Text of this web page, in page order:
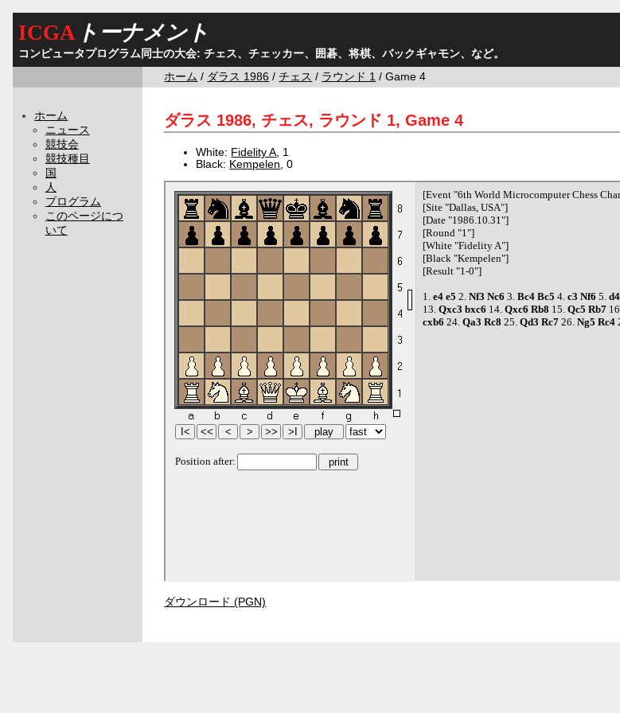
ICGAトーナメント
コンピュータプログラム同士の大会: チェス、チェッカー、囲碁、将棋、バックギャモン、など。
ホーム / ダラス 1986 /チェス / ラウンド 1 / Game 4
ホーム
ニュース
競技会
競技種目
国
人
プログラム
このページにつ
いて
ダラス 1986, チェス, ラウンド 1, Game 4
White: Fidelity A , 1
Black: Kempelen , 0
ダウンロード (PGN)